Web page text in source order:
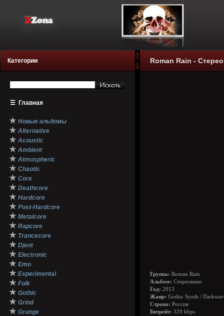
Категории
☰ Главная
★ Новые альбомы
★ Alternative
★ Acoustic
★ Ambient
★ Atmospheric
★ Chaotic
★ Core
★ Deathcore
★ Hardcore
★ Post-Hardcore
★ Metalcore
★ Rapcore
★ Trancecore
★ Djent
★ Electronic
★ Emo
★ Experimental
★ Folk
★ Gothic
★ Grind
★ Grunge
Roman Rain -
Группа: Roman Rain
Альбом: Стереокино
Год: 2013
Жанр: Gothic Synth /
Страна: Россия
Битрейт: 320 kbps